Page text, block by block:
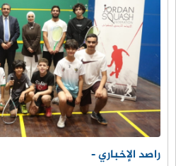
راصد الإخباري -